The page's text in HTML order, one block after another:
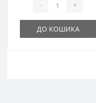
- +
ДО КОШИКА